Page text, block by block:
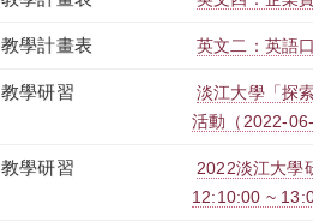
教學計畫表 英文二：英語
教學研習
淡江大學「探
活動（2022-
教學研習
2022淡江大學
12:10:00 ~